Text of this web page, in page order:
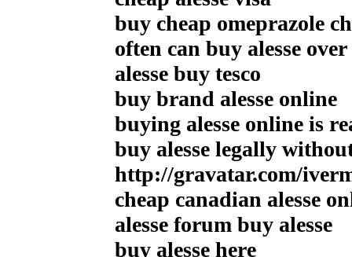
buy cheap omeprazole
often can buy alesse
alesse buy tesco
buy brand alesse online
buying alesse online is
buy alesse legally
http://gravatar.com/
cheap canadian alesse
alesse forum buy alesse
buy alesse here